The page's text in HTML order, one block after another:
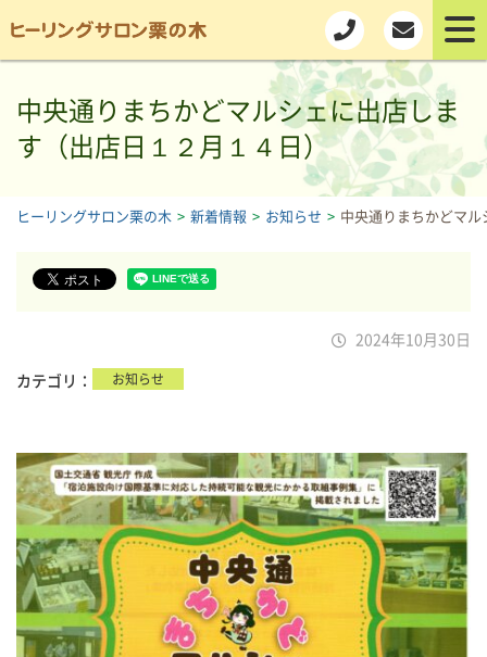
中央通りまちかどマルシェに出店しま
す（出店日１２月１４日）
ヒーリングサロン栗の木 > 新着情報 > お知らせ > 中央通りまちかどマ
2024年10月30日
カテゴリ
お知らせ